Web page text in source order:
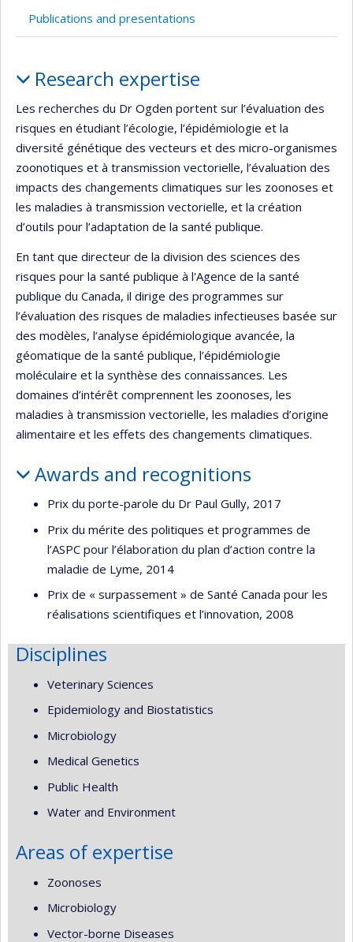
recherche
Publications and presentations
Research expertise
Les recherches du Dr Ogden portent sur l’évaluation des
risques en étudiant l’écologie, l’épidémiologie et la
diversité génétique des vecteurs et des micro-organismes
zoonotiques et à transmission vectorielle, l’évaluation des
impacts des changements climatiques sur les zoonoses et
les maladies à transmission vectorielle, et la création
d’outils pour l’adaptation de la santé publique.
En tant que directeur de la division des sciences des
risques pour la santé publique à l'Agence de la santé
publique du Canada, il dirige des programmes sur
l’évaluation des risques de maladies infectieuses basée sur
des modèles, l’analyse épidémiologique avancée, la
géomatique de la santé publique, l’épidémiologie
moléculaire et la synthèse des connaissances. Les
domaines d’intérêt comprennent les zoonoses, les
maladies à transmission vectorielle, les maladies d’origine
alimentaire et les effets des changements climatiques.
Awards and recognitions
Prix du porte-parole du Dr Paul Gully, 2017
Prix du mérite des politiques et programmes de
l’ASPC pour l’élaboration du plan d’action contre la
maladie de Lyme, 2014
Prix de « surpassement » de Santé Canada pour les
réalisations scientifiques et l’innovation, 2008
Disciplines
Veterinary Sciences
Epidemiology and Biostatistics
Microbiology
Medical Genetics
Public Health
Water and Environment
Areas of expertise
Zoonoses
Microbiology
Vector-borne Diseases